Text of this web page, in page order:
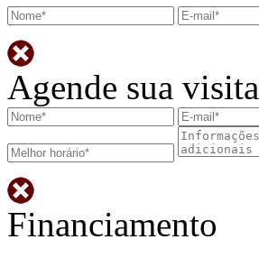
Agende sua visita
Financiamento